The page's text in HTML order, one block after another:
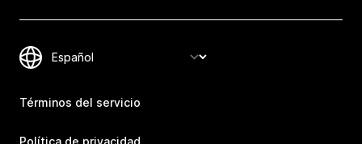
Términos del servicio